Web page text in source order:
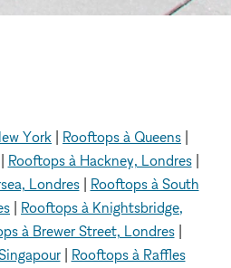
York Rooftops à Queens
Rooftops à Hackney, Londres|
Londres| Rooftops à South
Rooftops à Knightsbridge,
à Brewer Street, Londres|
| Rooftops à Raffles